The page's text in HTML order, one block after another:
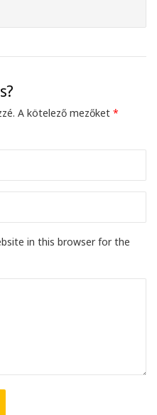
A kötelező mezőket *
in this browser for the